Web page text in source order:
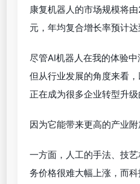
康复机器人的市场规模将
元，年均复合增长率预计达
尽管AI机器人在我的体验中
但从行业发展的角度来看
正在成为很多企业转型升级
因为它能带来更高的产业附
一方面，人工的手法、技
务价格很难大幅上涨，而